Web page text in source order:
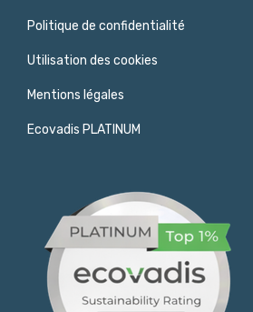
Politique de confidentialité
Utilisation des cookies
Mentions légales
Ecovadis PLATINUM